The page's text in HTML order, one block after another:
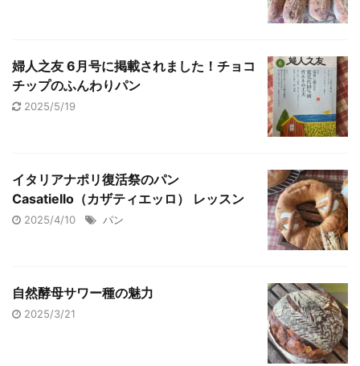
婦人之友 6月号に掲載されました！チョコ
チップのふんわりパン
2025/5/19
イタリアナポリ復活祭のパン
Casatiello（カザティエッロ） レッスン
2025/4/10 パン
自然酵母サワー種の魅力
2025/3/21